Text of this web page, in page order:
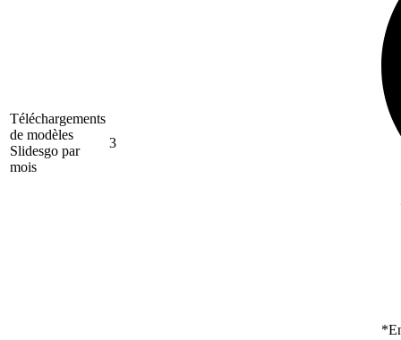
Téléchargements
de modèles
Slidesgo par
mois
3